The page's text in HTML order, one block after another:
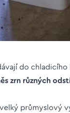
do
zrn různých
průmyslový